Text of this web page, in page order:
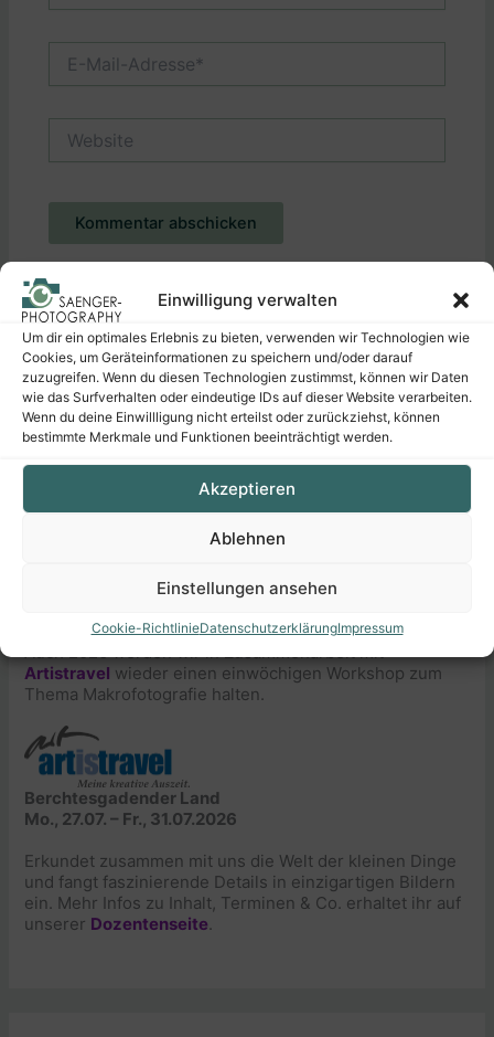
Einwilligung verwalten
Um dir ein optimales Erlebnis zu bieten, verwenden wir Technologien wie
Cookies, um Geräteinformationen zu speichern und/oder darauf
zuzugreifen. Wenn du diesen Technologien zustimmst, können wir Daten
wie das Surfverhalten oder eindeutige IDs auf dieser Website verarbeiten.
Wenn du deine Einwillligung nicht erteilst oder zurückziehst, können
bestimmte Merkmale und Funktionen beeinträchtigt werden.
Akzeptieren
Ablehnen
Einstellungen ansehen
Cookie-RichtlinieDatenschutzerklärungImpressum
Mail-
Suchen
Workshops
Artistravel wieder einen einwöchigen Workshop zum
Thema Makrofotografie halten.
Berchtesgadender Land
Mo., 27.07. – Fr., 31.07.2026
Erkundet zusammen mit uns die Welt der kleinen Dinge
und fangt faszinierende Details in einzigartigen Bildern
ein. Mehr Infos zu Inhalt, Terminen & Co. erhaltet ihr auf
unserer Dozentenseite.